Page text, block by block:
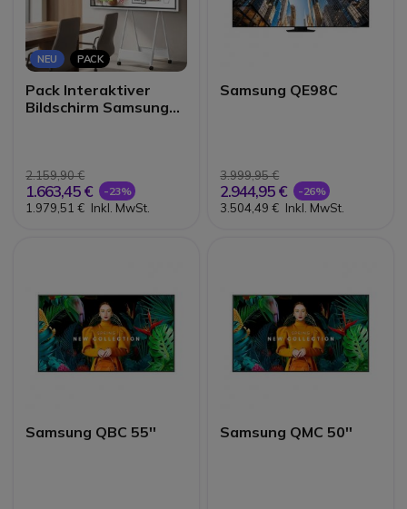
NEU PACK
Pack Interaktiver
Bildschirm Samsung
2.159,90 €
1.663,45 € -23%
1.979,51 € Inkl. MwSt.
Samsung QE98C
3.999,95 €
2.944,95 € -26%
3.504,49 € Inkl. MwSt.
Samsung QBC 55'' Samsung QMC 50''